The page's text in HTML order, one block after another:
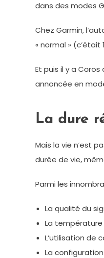
dans des modes
Chez Garmin,
« normal »
Et puis il y a
annoncée en
La dure
Mais la vie n’est
durée de vie,
Parmi les
La qualité du
La température
L’utilisation de
La